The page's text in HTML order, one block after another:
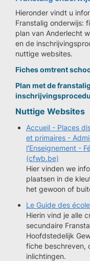
Hieronder vindt u
Franstalig onderwijs:
plan van Anderlecht
en de
nuttige websites.
Fiches omtrent
Plan met de
Nuttige Websites
Accueil - Places
et primaires -
l'Enseignement -
(cfwb.be)
Hier vinden we
plaatsen in de
het gewoon of
Le Guide des
Hierin vind je alle
secundaire
Hoofdstedelijk
fiche beschreven,
inlichtingen.